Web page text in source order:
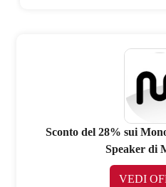
Sconto del 28% sui
Speaker di
VEDI